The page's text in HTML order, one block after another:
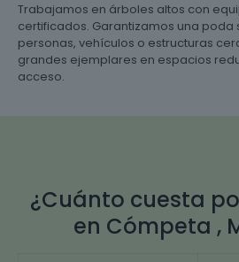
Trabajamos en árboles altos con
certificados. Garantizamos una poda
personas, vehículos o estructuras
grandes ejemplares en espacios
acceso.
¿Cuánto cuesta
en Cómpeta ,